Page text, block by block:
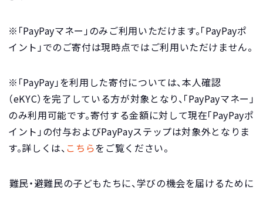
※「PayPayマネー」のみご利用いただけます。「PayPayポ
イント」でのご寄付は現時点ではご利用いただけません。
※「PayPay」を利用した寄付については、本人確認
（eKYC）を完了している方が対象となり、「PayPayマネー」
のみ利用可能です。寄付する金額に対して現在「PayPayポ
イント」の付与およびPayPayステップは対象外となりま
す。詳しくは、 こちらをご覧ください。
難民・避難民の子どもたちに、学びの機会を届けるために